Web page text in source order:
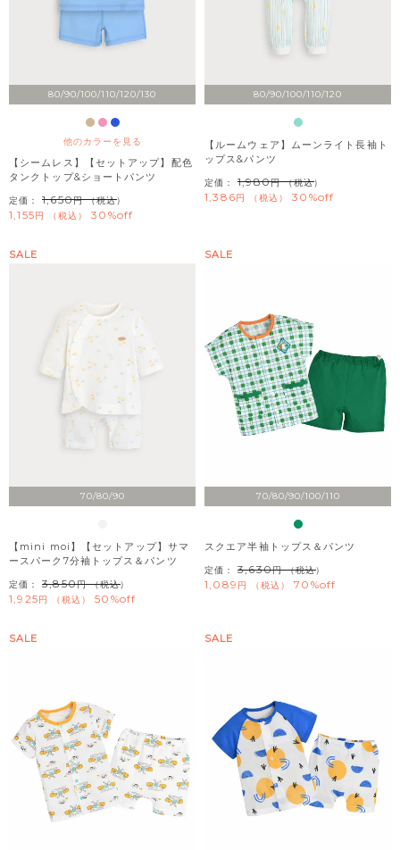
80/90/100/110/120/130
他のカラーを見る
【シームレス】【セットアップ】配色
タンクトップ&ショートパンツ
定価： 1,650 （税込）
1,155 税込 30%off
80/90/100/110/120
【ルームウェア】ムーンライト長袖ト
ップス&パンツ
定価： 1,980 （税込）
1,386 税込 30%off
70/80/90
SALE
【mini moi】【セットアップ】サマ
ースパーク7分袖トップス＆パンツ
定価： 3,850 （税込）
1,925 税込 50%off
70/80/90/100/110
SALE
スクエア半袖トップス＆パンツ
定価： 3,630 （税込）
1,089 税込 70%off
SALE SALE